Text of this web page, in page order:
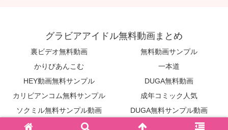
グラビアアイドル無料動画まとめ
裏ビデオ無料動画
無料動画サンプル
かりびあんこむ
一本道
HEY動画無料サンプル
DUGA無料動画
カリビアンコム無料サンプル
成年コミック人気
ソクミル無料サンプル動画
DUGA無料サンプル動画
© 2025 グラビアアイドル無料動画まとめ.